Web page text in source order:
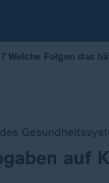
Welche Folgen das
auf